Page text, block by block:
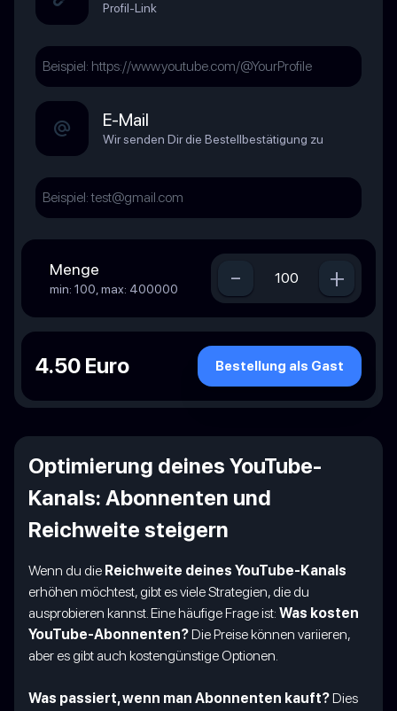
Profil-Link
E-Mail
Wir senden Dir die Bestellbestätigung zu
Menge
min: 100, max: 400000 - +
4.50 Euro Bestellung als Gast
Optimierung deines YouTube-
Kanals: Abonnenten und
Reichweite steigern
Wenn du die Reichweite deines YouTube-Kanals
erhöhen möchtest, gibt es viele Strategien, die du
ausprobieren kannst. Eine häufige Frage ist: Was kosten
YouTube-Abonnenten?Die Preise können variieren,
aber es gibt auch kostengünstige Optionen.
Was passiert, wenn man Abonnenten kauft?Dies